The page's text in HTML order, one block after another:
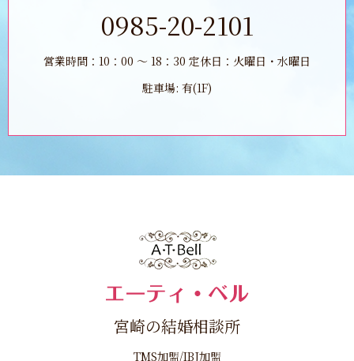
0985-20-2101
営業時間：10：00 ～ 18：30 定休日：火曜日・水曜日
駐車場: 有(1F)
宮崎の結婚相談所
TMS加盟/IBJ加盟